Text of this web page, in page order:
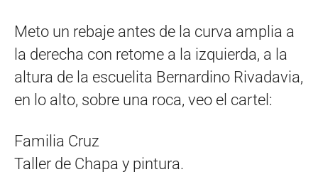
Meto un rebaje antes de la curva amplia a
la derecha con retome a la izquierda, a la
altura de la escuelita Bernardino Rivadavia,
en lo alto, sobre una roca, veo el cartel:
Familia Cruz
Taller de Chapa y pintura.